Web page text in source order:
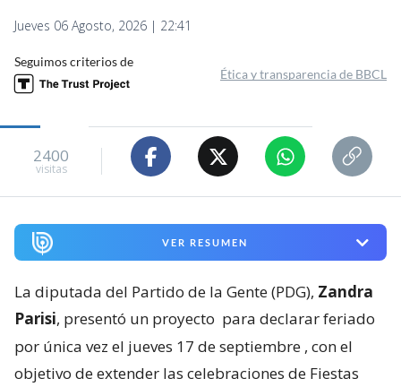
Jueves 06 Agosto, 2026 | 22:41
Seguimos criterios de
Ética y transparencia de BBCL
2400
visitas
VER RESUMEN
La diputada del Partido de la Gente (PDG), Zandra
Parisi, presentó un proyecto para declarar feriado
por única vez el jueves 17 de septiembre , con el
objetivo de extender las celebraciones de Fiestas